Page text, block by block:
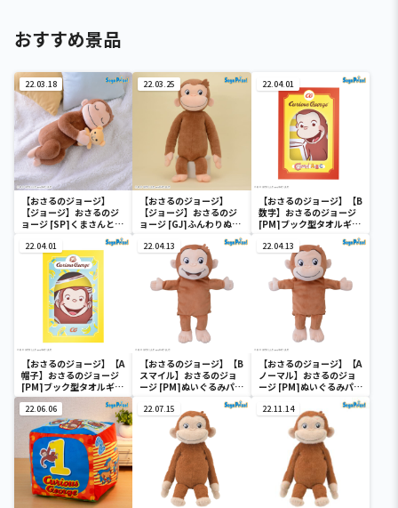
おすすめ景品
22.03.18
【おさるのジョージ】
【ジョージ】おさるのジ
ョージ [SP]くまさんとす
22.03.25
【おさるのジョージ】
【ジョージ】おさるのジ
ョージ [GJ]ふんわりぬい
22.04.01
【おさるのジョージ】【B
数字】おさるのジョージ
[PM]ブック型タオルギフ
22.04.01
【おさるのジョージ】【A
帽子】おさるのジョージ
[PM]ブック型タオルギフ
トボックス
22.04.13
【おさるのジョージ】【B
スマイル】おさるのジョ
ージ [PM]ぬいぐるみパペ
22.04.13
【おさるのジョージ】【A
ノーマル】おさるのジョ
ージ [PM]ぬいぐるみパペ
22.06.06 22.07.15 22.11.14